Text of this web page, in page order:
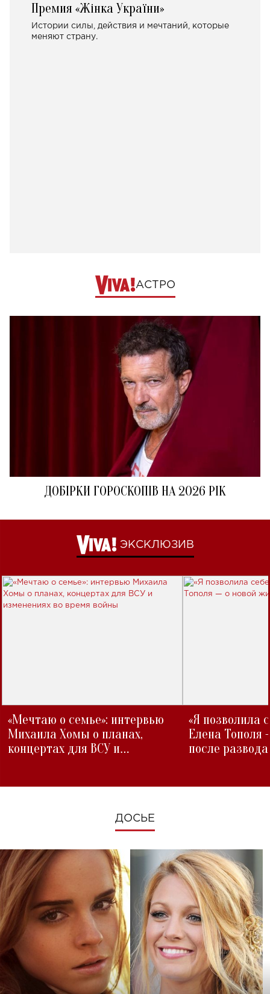
Премия «Жінка України»
Истории силы, действия и мечтаний, которые
меняют страну.
АСТРО
ДОБІРКИ ГОРОСКОПІВ НА 2026 РІК
ЭКСКЛЮЗИВ
«Мечтаю о семье»: интервью
Михаила Хомы о планах,
концертах для ВСУ и
«Я позволила
Елена Тополя
после развода
ДОСЬЕ